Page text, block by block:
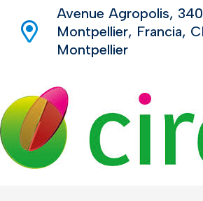
Avenue Agropolis,
Montpellier, Francia,
Montpellier